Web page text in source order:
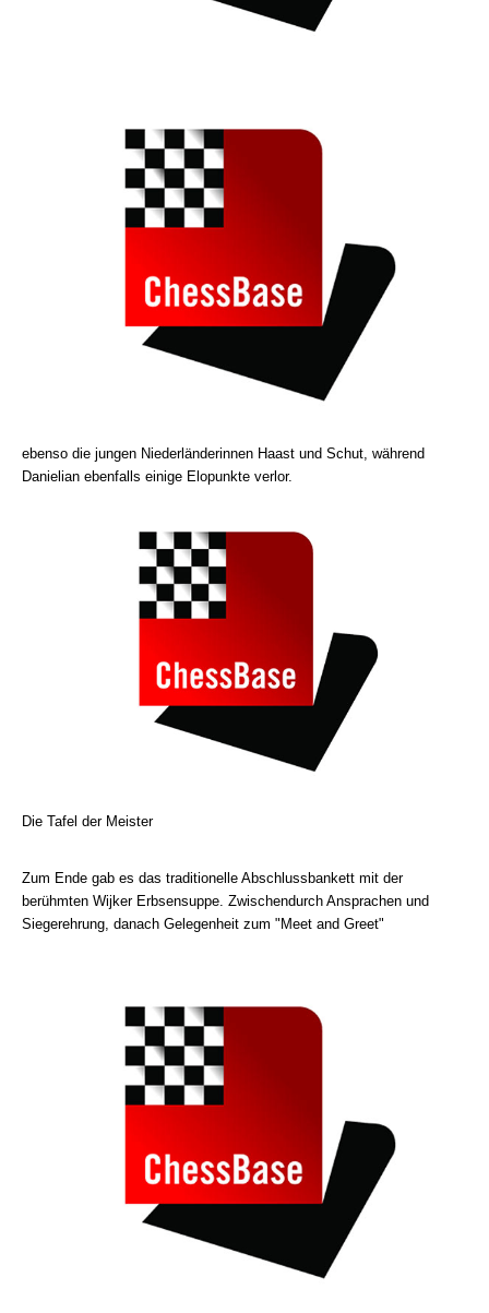
ebenso die jungen Niederländerinnen Haast und Schut, während
Danielian ebenfalls einige Elopunkte verlor.
Die Tafel der Meister
Zum Ende gab es das traditionelle Abschlussbankett mit der
berühmten Wijker Erbsensuppe. Zwischendurch Ansprachen und
Siegerehrung, danach Gelegenheit zum "Meet and Greet"